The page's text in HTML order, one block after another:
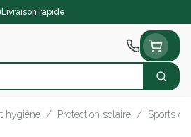
Livraison rapide
hygiène / Protection solaire / Sports